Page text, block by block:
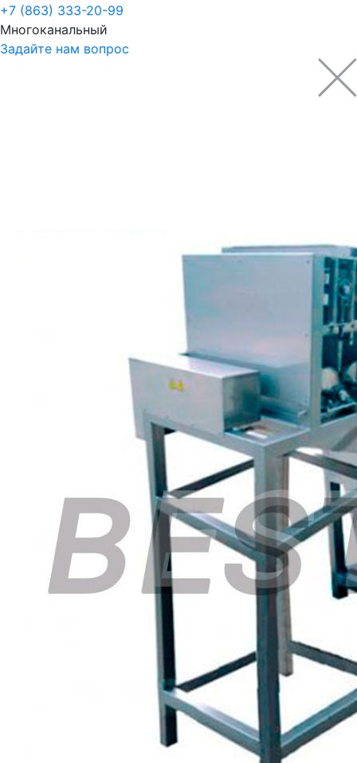
+7 (863) 333-20-99
Многоканальный
Задайте нам вопрос